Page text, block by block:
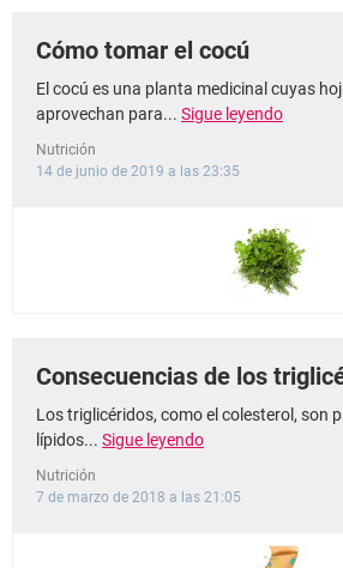
Cómo tomar el cocú
El cocú es una planta medicinal cuyas
aprovechan para... Sigue leyendo
Nutrición
14 de junio de 2019 a las 23:35
Consecuencias de los
Los triglicéridos, como el colesterol, son
lípidos... Sigue leyendo
Nutrición
7 de marzo de 2018 a las 21:05